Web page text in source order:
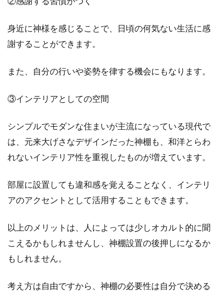
アパート探しから音をチェック！ど
れくらい音が気になる？
アパートなどの集合住宅では、避けられないの
自分がど...
新築時には近所に挨拶が必要！？ど
こまで挨拶すればいいの？
新築で家を建てるのは、一生のうちにそう何度
もあることではありません。楽しみな反面、悩
身近に神様を感じることで、日頃の何気ない生活に感
謝することができます。
また、自分の行いや姿勢を律する機会にもなります。
③インテリアとしての空間
シンプルでモダンな住まいが主流になっている現代で
は、元来大げさなデザインだった神棚も、和洋とらわ
れないインテリア性を重視したものが増えています。
部屋に設置しても違和感を覚えることなく、インテリ
アのアクセントとして活用することもできます。
以上のメリットは、人によっては少しオカルト的に聞
こえるかもしれませんし、神棚設置の後押しになるか
もしれません。
考え方は自由ですから、神棚の必要性は自分で決める